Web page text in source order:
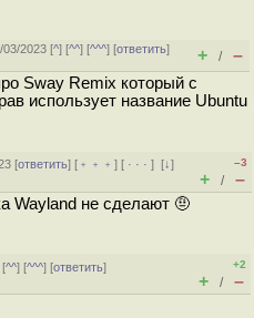
03/2023 [^] [^^] [^^^] [ответить]
+ / –
Sway Remix который с
использует название Ubuntu
[ответить] [ ﹢﹢﹢] [ · · ·][↓]
–3
+ / –
Wayland не сделают 🤨️
[^^] [^^^] [ответить]
+2
+ / –